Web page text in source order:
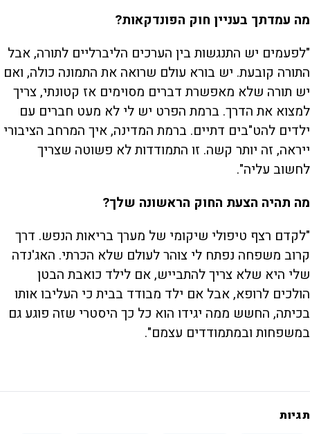
מה עמדתך בעניין חוק הפונדקאות?
"לפעמים יש התנגשות בין הערכים הליברליים לתורה, אבל
התורה קובעת. יש בורא עולם שרואה את התמונה כולה, ואם
יש תורה שלא מאפשרת דברים מסוימים אז קטונתי, צריך
למצוא את הדרך. ברמת הפרט יש לי לא מעט חברים עם
ילדים להט"בים דתיים. ברמת המדינה, איך המרחב הציבורי
ייראה, זה יותר קשה. זו התמודדות לא פשוטה שצריך
לחשוב עליה".
מה תהיה הצעת החוק הראשונה שלך?
"לקדם רצף טיפולי שיקומי של מערך בריאות הנפש. דרך
קרוב משפחה נפתח לי צוהר לעולם שלא הכרתי. האג'נדה
שלי היא שלא צריך להתבייש, אם לילד כואבת הבטן
הולכים לרופא, אבל אם ילד מבודד בבית כי העליבו אותו
בכיתה, החשש ממה יגידו הוא כל כך היסטרי שזה פוגע גם
במשפחות ובמתמודדים עצמם".
תגיות